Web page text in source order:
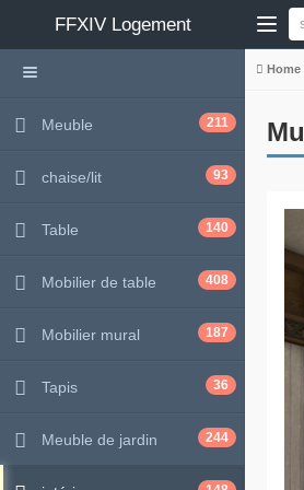
FFXIV Logement
Home
Meuble 211
chaise/lit 93
Table 140
Mobilier de table 408
Mobilier mural 187
Tapis 36
Meuble de jardin 244